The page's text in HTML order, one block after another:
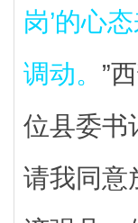
岗’的心
调动。 ”
位县委书
请我同意